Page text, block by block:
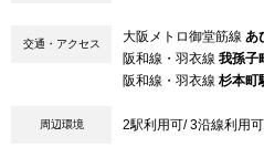
交通・アクセス 大阪メトロ御堂筋線 あ
阪和線・羽衣線 我孫子
阪和線・羽衣線 杉本町
周辺環境 2駅利用可/ 3沿線利用